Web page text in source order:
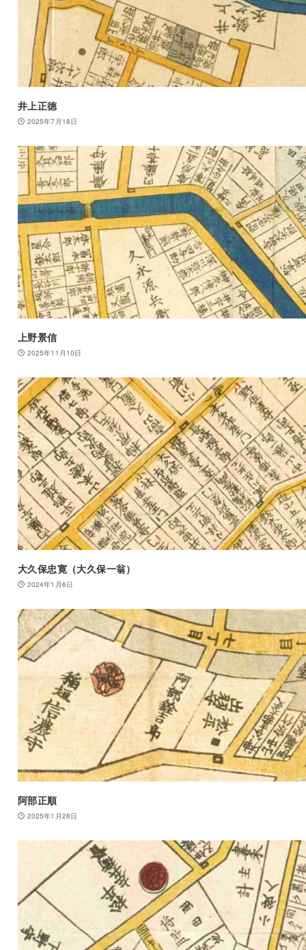
井上正徳
2025年7月18日
上野景信
2025年11月10日
大久保忠寛（大久保一翁）
2024年1月6日
阿部正順
2025年1月28日